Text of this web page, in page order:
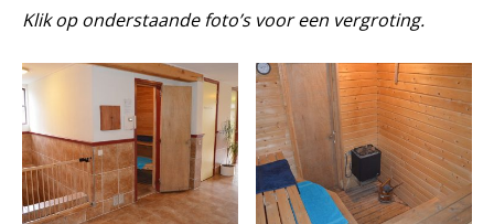
Klik op onderstaande foto’s voor een vergroting.